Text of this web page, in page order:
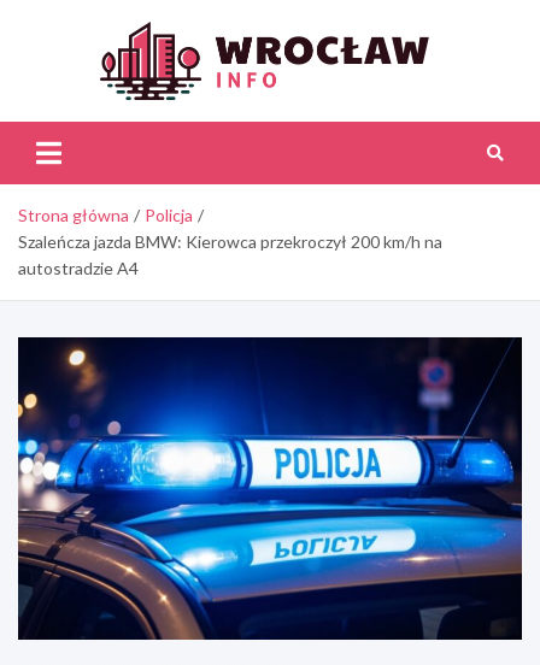
Strona główna
Policja
Szaleńcza jazda BMW: Kierowca przekroczył 200 km/h na
autostradzie A4